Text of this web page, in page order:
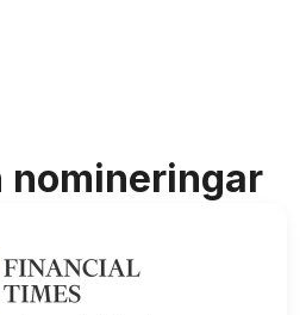
nomineringar